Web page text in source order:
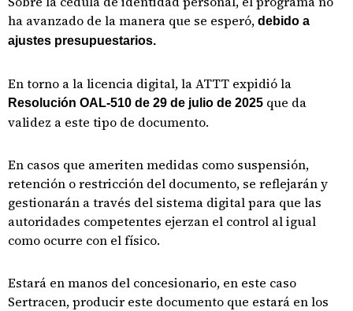
ha avanzado de la manera que se esperó, debido a
ajustes presupuestarios.
En torno a la licencia digital, la ATTT expidió la
Resolución OAL-510 de 29 de julio de 2025 que da
validez a este tipo de documento.
En casos que ameriten medidas como suspensión,
retención o restricción del documento, se reflejarán y
gestionarán a través del sistema digital para que las
autoridades competentes ejerzan el control al igual
como ocurre con el físico.
Estará en manos del concesionario, en este caso
Sertracen, producir este documento que estará en los